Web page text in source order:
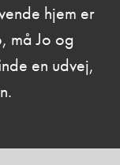
hjem er
må Jo og
en udvej,